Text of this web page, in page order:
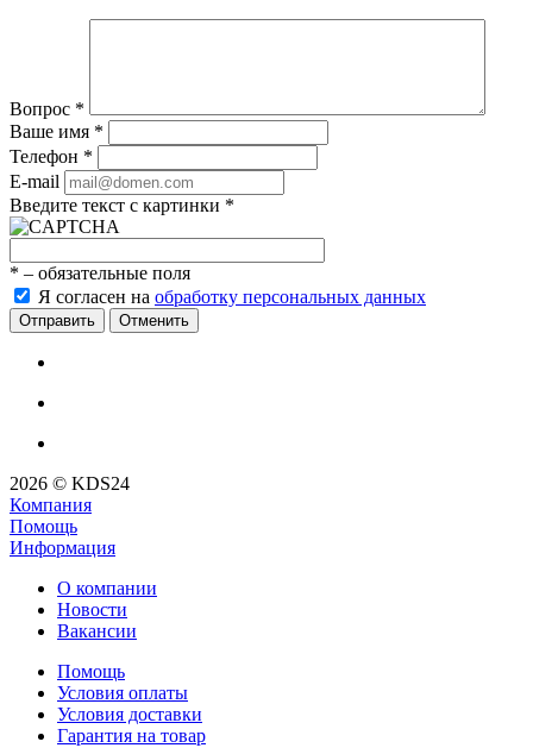
Вопрос *
Ваше имя *
Телефон *
E-mail
Введите текст с картинки *
* – обязательные поля
Я согласен на обработку персональных данных
Отменить
2026 © KDS24
Компания
Помощь
Информация
О компании
Новости
Вакансии
Помощь
Условия оплаты
Условия доставки
Гарантия на товар